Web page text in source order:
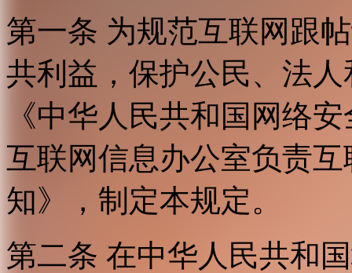
第一条 为规范互联网跟
共利益，保护公民、法
《中华人民共和国网络
互联网信息办公室负责
知》，制定本规定。
第二条 在中华人民共和